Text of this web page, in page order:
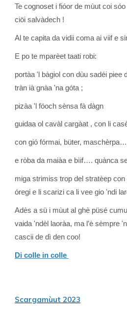
Te cognoset i fióor de mùut coi
ciöi salvàdech !
Al te capita da vidii coma ai viif e
E po te mparèet taati robi:
portàa 'l bàgiol con dùu sadéi piee
tràn ià gnàa 'na góta ;
pizàa 'l föoch sènsa fà dàgn
guidaa ol cavàl cargàat , con li
con gió fórmai, büter,
e ròba da maiàa e bìif…. quànca
miga strimiss trop del stratèep
óregi e li scarizi ca li vee gio 'ndi
Adès a sü i mùut al ghè püsé
vaida 'ndèl laoràa, ma l’è sèmpre
cascii de dì den coo!
Di colle in colle
Scargamùut 2023